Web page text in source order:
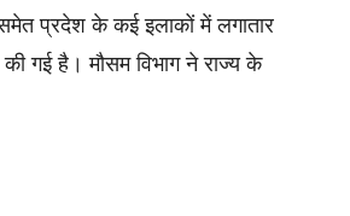
प्रदेश के कई इलाकों में लगातार
गई है। मौसम विभाग ने राज्य के